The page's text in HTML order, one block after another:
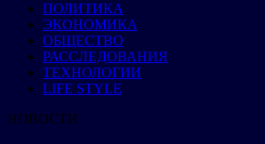
ПОЛИТИКА
ЭКОНОМИКА
ОБЩЕСТВО
РАССЛЕДОВАНИЯ
ТЕХНОЛОГИИ
LIFE STYLE
НОВОСТИ